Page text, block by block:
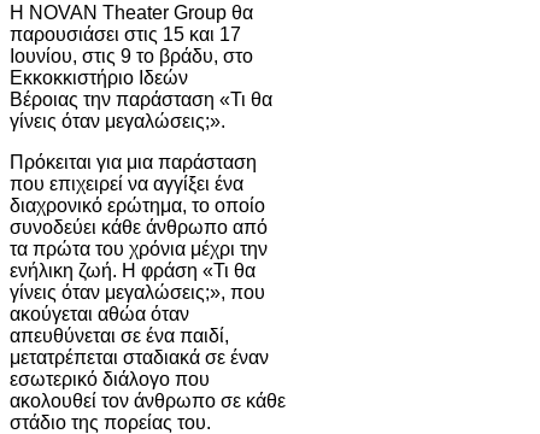
Η NOVAN Theater Group θα
παρουσιάσει στις 15 και 17
Ιουνίου, στις 9 το βράδυ, στο
Εκκοκκιστήριο Ιδεών
Βέροιας την παράσταση «Τι θα
γίνεις όταν μεγαλώσεις;».
Πρόκειται για μια παράσταση
που επιχειρεί να αγγίξει ένα
διαχρονικό ερώτημα, το οποίο
συνοδεύει κάθε άνθρωπο από
τα πρώτα του χρόνια μέχρι την
ενήλικη ζωή. Η φράση «Τι θα
γίνεις όταν μεγαλώσεις;», που
ακούγεται αθώα όταν
απευθύνεται σε ένα παιδί,
μετατρέπεται σταδιακά σε έναν
εσωτερικό διάλογο που
ακολουθεί τον άνθρωπο σε κάθε
στάδιο της πορείας του.